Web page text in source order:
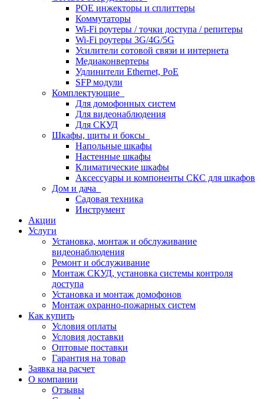
POE инжекторы и сплиттеры
Коммутаторы
Wi-Fi роутеры / точки доступа / репитеры
Wi-Fi роутеры 3G/4G/5G
Усилители сотовой связи и интернета
Медиаконвертеры
Удлинители Ethernet, PoE
SFP модули
Комплектующие
Для домофонных систем
Для видеонаблюдения
Для СКУД
Шкафы, щиты и боксы
Напольные шкафы
Настенные шкафы
Климатические шкафы
Аксессуары и компоненты СКС для шкафов
Дом и дача
Садовая техника
Инструмент
Акции
Услуги
Установка, монтаж и обслуживание
видеонаблюдения
Ремонт и обслуживание
Монтаж СКУД, установка системы контроля
доступа
Установка и монтаж домофонов
Монтаж охранно-пожарных систем
Как купить
Условия оплаты
Условия доставки
Оптовые поставки
Гарантия на товар
Заявка на расчет
О компании
Отзывы